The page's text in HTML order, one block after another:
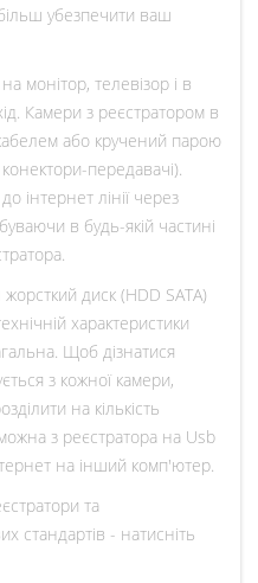
убезпечити ваш
монітор, телевізор і в
Камери з реєстратором в
або кручений парою
передавачі).
інтернет лінії через
в будь-якій частині
диск (HDD SATA)
характеристики
Щоб дізнатися
з кожної камери,
на кількість
з реєстратора на Usb
на інший комп'ютер.
та
стандартів - натисніть